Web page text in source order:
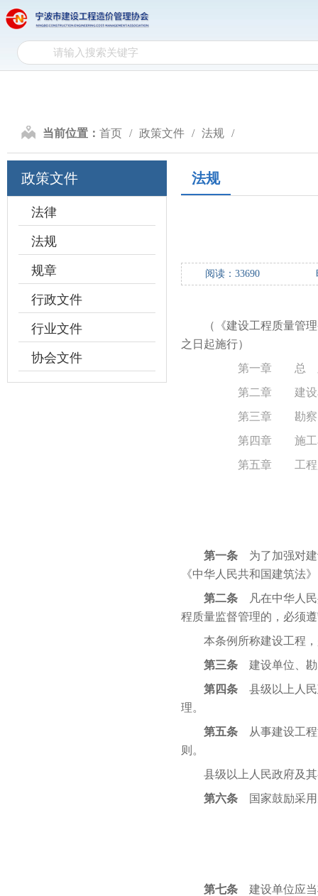
网站首页
网
当前位置： 首页 政策文件 法规
政策文件
法律
法规
规章
行政文件
行业文件
协会文件
法规
阅读：33690
（《建设工程质量管
之日起施行）
第一章 总
第二章 建设
第三章 勘察
第四章 施工
第五章 工程
第一条 为了加强对建
《中华人民共和国建筑法
第二条 凡在中华人民
程质量监督管理的，必须
本条例所称建设工程，
第三条 建设单位、勘
第四条 县级以上人民
理。
第五条 从事建设工程
则。
县级以上人民政府及其
第六条 国家鼓励采用
第七条 建设单位应当